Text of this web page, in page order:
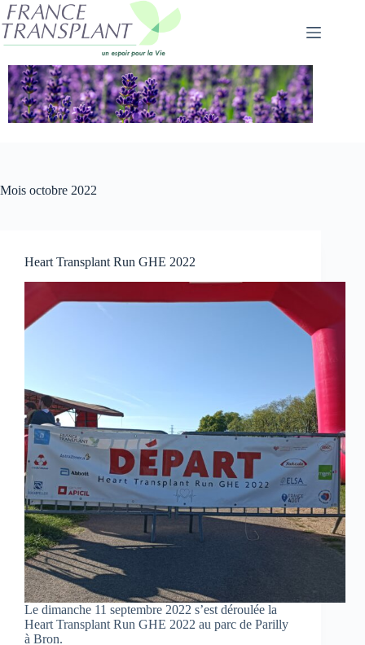
Passer
au
contenu
Mois octobre 2022
Heart Transplant Run GHE 2022
Le dimanche 11 septembre 2022 s’est déroulée la
Heart Transplant Run GHE 2022 au parc de Parilly
à Bron.